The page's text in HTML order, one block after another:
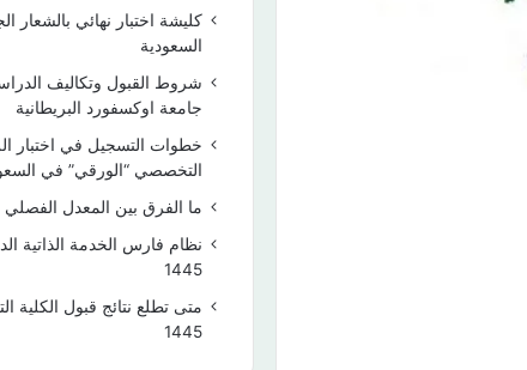
كليشة اختبار نهائي بالشعار
السعودية
شروط القبول وتكاليف
جامعة اوكسفورد البريطانية
خطوات التسجيل في اختبار
التخصصي “الورقي” في
ما الفرق بين المعدل الفصلي
نظام فارس الخدمة الذاتية
1445
متى تطلع نتائج قبول الكلية
1445